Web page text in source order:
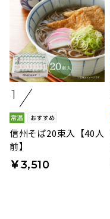
1
信州そば20束入【40人
前】
￥3,510